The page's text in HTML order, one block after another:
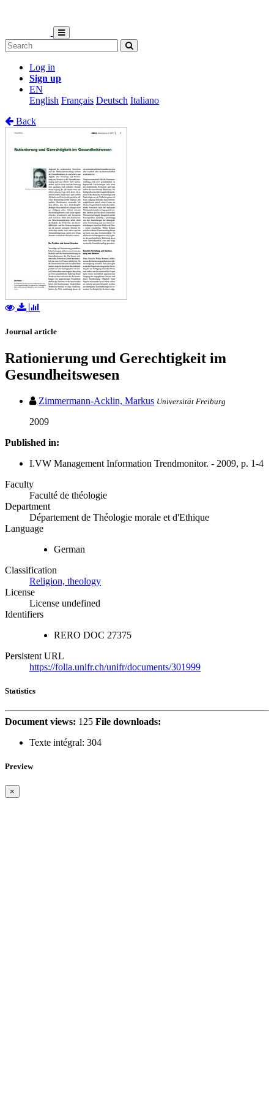
Log in
Sign up
EN
English Français Deutsch Italiano
Back
Journal article
Rationierung und Gerechtigkeit im
Gesundheitswesen
Zimmermann-Acklin, Markus Universität Freiburg
2009
Published in:
I.VW Management Information Trendmonitor. - 2009, p. 1-4
Faculty
Faculté de théologie
Department
Département de Théologie morale et d'Ethique
Language
German
Classification
Religion, theology
License
License undefined
Identifiers
RERO DOC 27375
Persistent URL
https://folia.unifr.ch/unifr/documents/301999
Statistics
Document views: 125 File downloads:
Texte intégral: 304
Preview
×